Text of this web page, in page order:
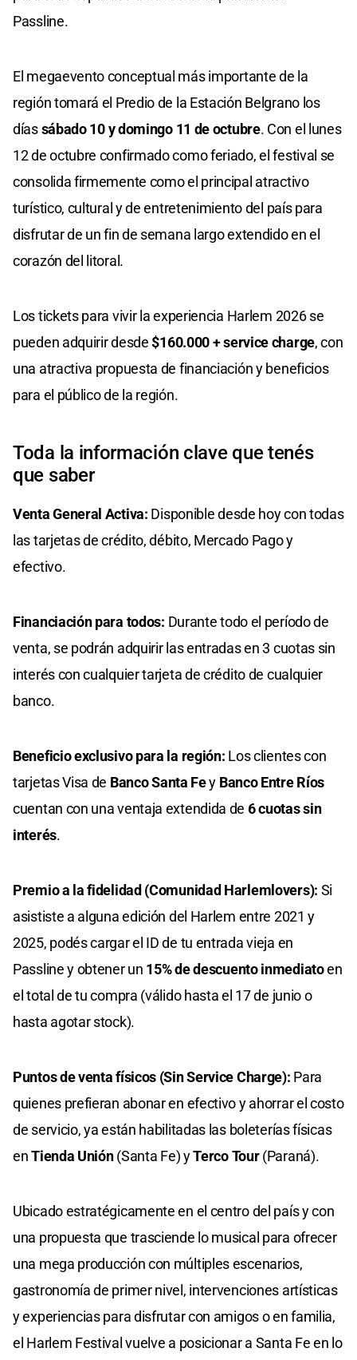
Passline.
El megaevento conceptual más importante de la
región tomará el Predio de la Estación Belgrano los
díassábado 10 y domingo 11 de octubre. Con el lunes
12 de octubre confirmado como feriado, el festival se
consolida firmemente como el principal atractivo
turístico, cultural y de entretenimiento del país para
disfrutar de un fin de semana largo extendido en el
corazón del litoral.
Los tickets para vivir la experiencia Harlem 2026 se
pueden adquirir desde$160.000 + service charge, con
una atractiva propuesta de financiación y beneficios
para el público de la región.
Toda la información clave que tenés
que saber
Venta General Activa: Disponible desde hoy con todas
las tarjetas de crédito, débito, Mercado Pago y
efectivo.
Financiación para todos: Durante todo el período de
venta, se podrán adquirir las entradas en 3 cuotas sin
interés con cualquier tarjeta de crédito de cualquier
banco.
Beneficio exclusivo para la región: Los clientes con
tarjetas Visa de Banco Santa Fey Banco Entre Ríos
cuentan con una ventaja extendida de 6 cuotas sin
interés.
Premio a la fidelidad (Comunidad Harlemlovers): Si
asististe a alguna edición del Harlem entre 2021 y
2025, podés cargar el ID de tu entrada vieja en
Passline y obtener un 15% de descuento inmediatoen
el total de tu compra (válido hasta el 17 de junio o
hasta agotar stock).
Puntos de venta físicos (Sin Service Charge): Para
quienes prefieran abonar en efectivo y ahorrar el costo
de servicio, ya están habilitadas las boleterías físicas
enTienda Unión(Santa Fe) yTerco Tour(Paraná).
Ubicado estratégicamente en el centro del país y con
una propuesta que trasciende lo musical para ofrecer
una mega producción con múltiples escenarios,
gastronomía de primer nivel, intervenciones artísticas
y experiencias para disfrutar con amigos o en familia,
el Harlem Festival vuelve a posicionar a Santa Fe en lo